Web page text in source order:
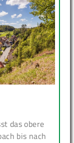
das obere
bis nach